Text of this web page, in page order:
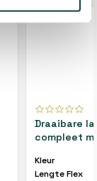
Draaibare
compleet
Kleur
Lengte Flex